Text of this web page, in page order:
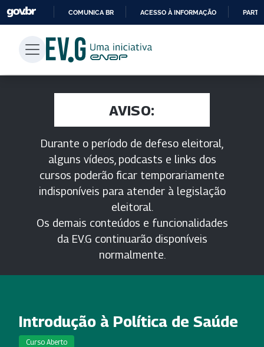
PARA
CONTEÚDO
COMUNICA BR ACESSO À INFORMAÇÃO
AVISO:
Durante o período de defeso eleitoral,
alguns vídeos, podcasts e links dos
cursos poderão ficar temporariamente
indisponíveis para atender à legislação
eleitoral.
Os demais conteúdos e funcionalidades
da EV.G continuarão disponíveis
normalmente.
Introdução à Política de Saúde
Curso Aberto